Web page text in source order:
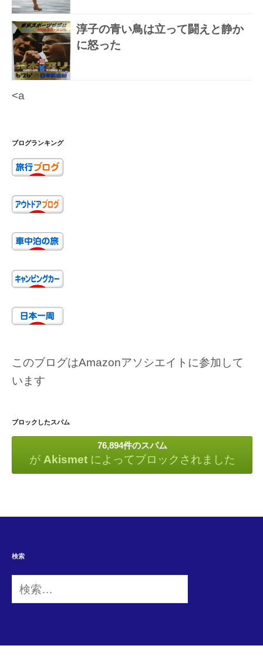
淳子の青い鳥は立って闘えと静か
に怒った
<a
ブログランキング
このブログはAmazonアソシエイトに参加して
います
ブロックしたスパム
76,894件のスパム
が Akismetによってブロックされました
検索
検
索: